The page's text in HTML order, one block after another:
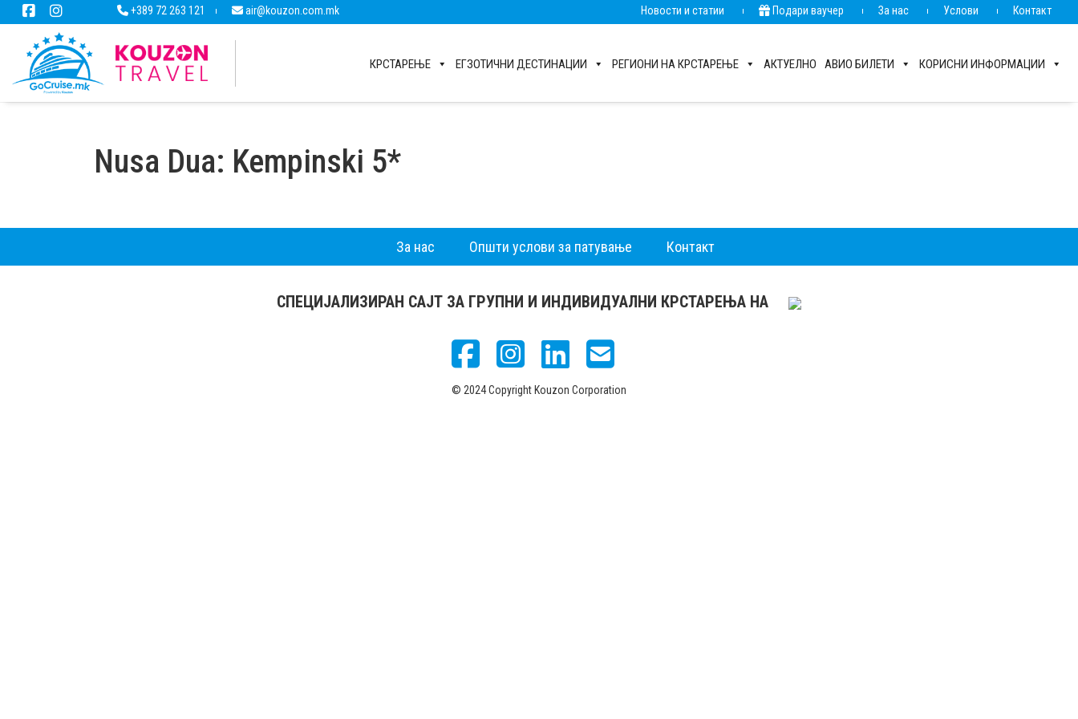
+389 72 263 121 air@kouzon.com.mk Новости и статии Подари ваучер За нас Услови Контакт
КРСТАРЕЊЕ ЕГЗОТИЧНИ ДЕСТИНАЦИИ РЕГИОНИ НА КРСТАРЕЊЕ АКТУЕЛНО АВИО БИЛЕТИ КОРИСНИ ИНФОРМАЦИИ
Nusa Dua: Kempinski 5*
За нас Општи услови за патување Контакт
СПЕЦИЈАЛИЗИРАН САЈТ ЗА ГРУПНИ И ИНДИВИДУАЛНИ КРСТАРЕЊА НА
© 2024 Copyright Kouzon Corporation